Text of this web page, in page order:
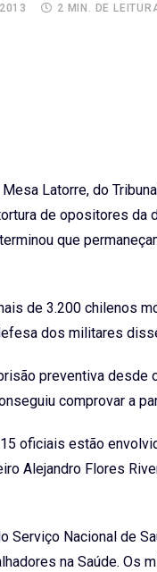
2 MIN. DE
Latorre, do
de opositores da
que
de 3.200 chilenos
dos militares
preventiva desde
comprovar a
oficiais estão
Alejandro Flores
Serviço Nacional de
na Saúde.